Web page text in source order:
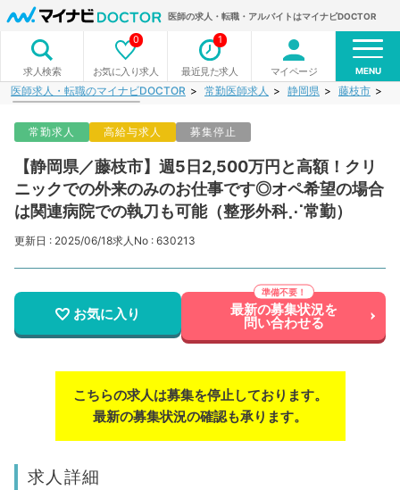
医師の求人・転職・アルバイトはマイナビDOCTOR
求人検索 お気に入り求人
0
最近見た求人
1
マイページ MENU
医師求人・転職のマイナビDOCTOR 常勤医師求人 静岡県 藤枝市
常勤求人 高給与求人 募集停止
【静岡県／藤枝市】週5日2,500万円と高額！クリ
ニックでの外来のみのお仕事です◎オペ希望の場合
は関連病院での執刀も可能（整形外科⋰常勤）
更新日 : 2025/06/18求人No : 630213
お気に入り 最新の募集状況を
問い合わせる
こちらの求人は募集を停止しております。
最新の募集状況の確認も承ります。
求人詳細